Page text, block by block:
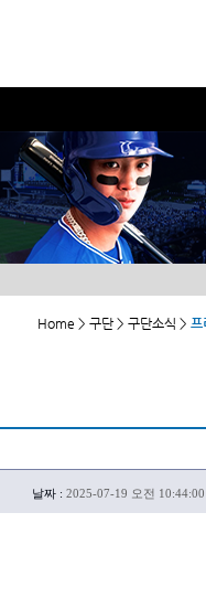
Home > 구단 > 구단소식 > 프
날짜 : 2025-07-19 오전 10:44:00